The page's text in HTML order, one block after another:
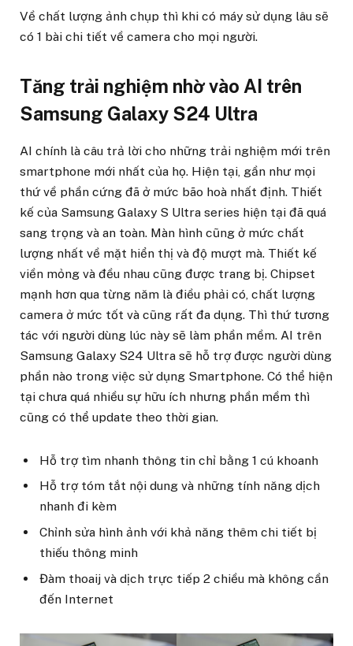
Về chất lượng ảnh chụp thì khi có máy sử dụng lâu sẽ
có 1 bài chi tiết về camera cho mọi người.
Tăng trải nghiệm nhờ vào AI trên
Samsung Galaxy S24 Ultra
AI chính là câu trả lời cho những trải nghiệm mới trên
smartphone mới nhất của họ. Hiện tại, gần như mọi
thứ về phần cứng đã ở mức bão hoà nhất định. Thiết
kế của Samsung Galaxy S Ultra series hiện tại đã quá
sang trọng và an toàn. Màn hình cũng ở mức chất
lượng nhất về mặt hiển thị và độ mượt mà. Thiết kế
viền mỏng và đều nhau cũng được trang bị. Chipset
mạnh hơn qua từng năm là điều phải có, chất lượng
camera ở mức tốt và cũng rất đa dụng. Thì thứ tương
tác với người dùng lúc này sẽ làm phần mềm. AI trên
Samsung Galaxy S24 Ultra sẽ hỗ trợ được người dùng
phần nào trong việc sử dụng Smartphone. Có thể hiện
tại chưa quá nhiều sự hữu ích nhưng phần mềm thì
cũng có thể update theo thời gian.
Hỗ trợ tìm nhanh thông tin chỉ bằng 1 cú khoanh
Hỗ trợ tóm tắt nội dung và những tính năng dịch
nhanh đi kèm
Chỉnh sửa hình ảnh với khả năng thêm chi tiết bị
thiếu thông minh
Đàm thoaij và dịch trực tiếp 2 chiều mà không cần
đến Internet